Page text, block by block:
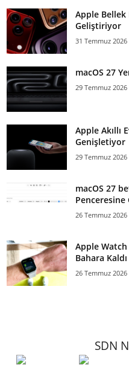
Apple
Geliştiriyor
31 Temmuz 2026
macOS 27
29 Temmuz 2026
Apple Akıllı
Genişletiyor
29 Temmuz 2026
macOS 27
Penceresine
26 Temmuz 2026
Apple Watch
Bahara Kaldı
26 Temmuz 2026
SDN